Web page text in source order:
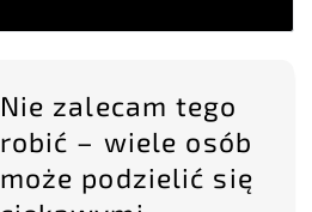
Nie zalecam tego
robić – wiele osób
może podzielić się